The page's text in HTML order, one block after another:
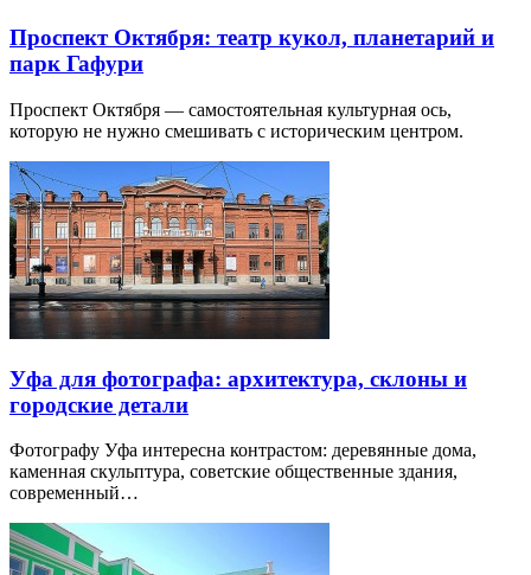
Проспект Октября: театр кукол, планетарий и
парк Гафури
Проспект Октября — самостоятельная культурная ось,
которую не нужно смешивать с историческим центром.
Уфа для фотографа: архитектура, склоны и
городские детали
Фотографу Уфа интересна контрастом: деревянные дома,
каменная скульптура, советские общественные здания,
современный…